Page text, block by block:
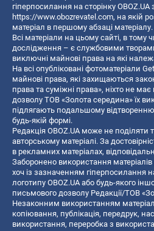
гіперпосилання на сторінку
https://www.obozrevatel.com, на якій
матеріал в першому абзаці матеріалу.
Всі матеріали на цьому сайті, в тому
дослідження – є службовими творами
виключні майнові права на які
На всі опубліковані фотоматеріали
майнові права, які захищаються
права та суміжні права», ніхто не
дозволу ТОВ «Золота середина» їх
підлягають подальшому
будь-якій формі.
Редакція OBOZ.UA може не поділяти
авторському матеріалі. За
в рекламних матеріалах,
Заборонено використання
хоч із зазначенням гіперпосилання
логотипу OBOZ.UA або будь-якого
письмового дозволу Редакції/ТОВ
Незаконним використанням
копiювання, публiкацiя, передрук,
використання, переробка з